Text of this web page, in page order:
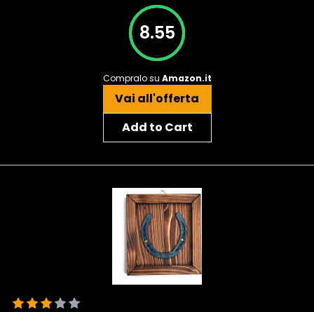
8.55
Compralo su Amazon.it
Vai all'offerta
Add to Cart